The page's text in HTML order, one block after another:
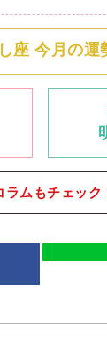
座 今月の運
ラムもチェック